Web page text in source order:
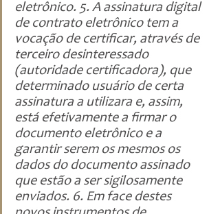
eletrônico. 5. A assinatura digital
de contrato eletrônico tem a
vocação de certificar, através de
terceiro desinteressado
(autoridade certificadora), que
determinado usuário de certa
assinatura a utilizara e, assim,
está efetivamente a firmar o
documento eletrônico e a
garantir serem os mesmos os
dados do documento assinado
que estão a ser sigilosamente
enviados. 6. Em face destes